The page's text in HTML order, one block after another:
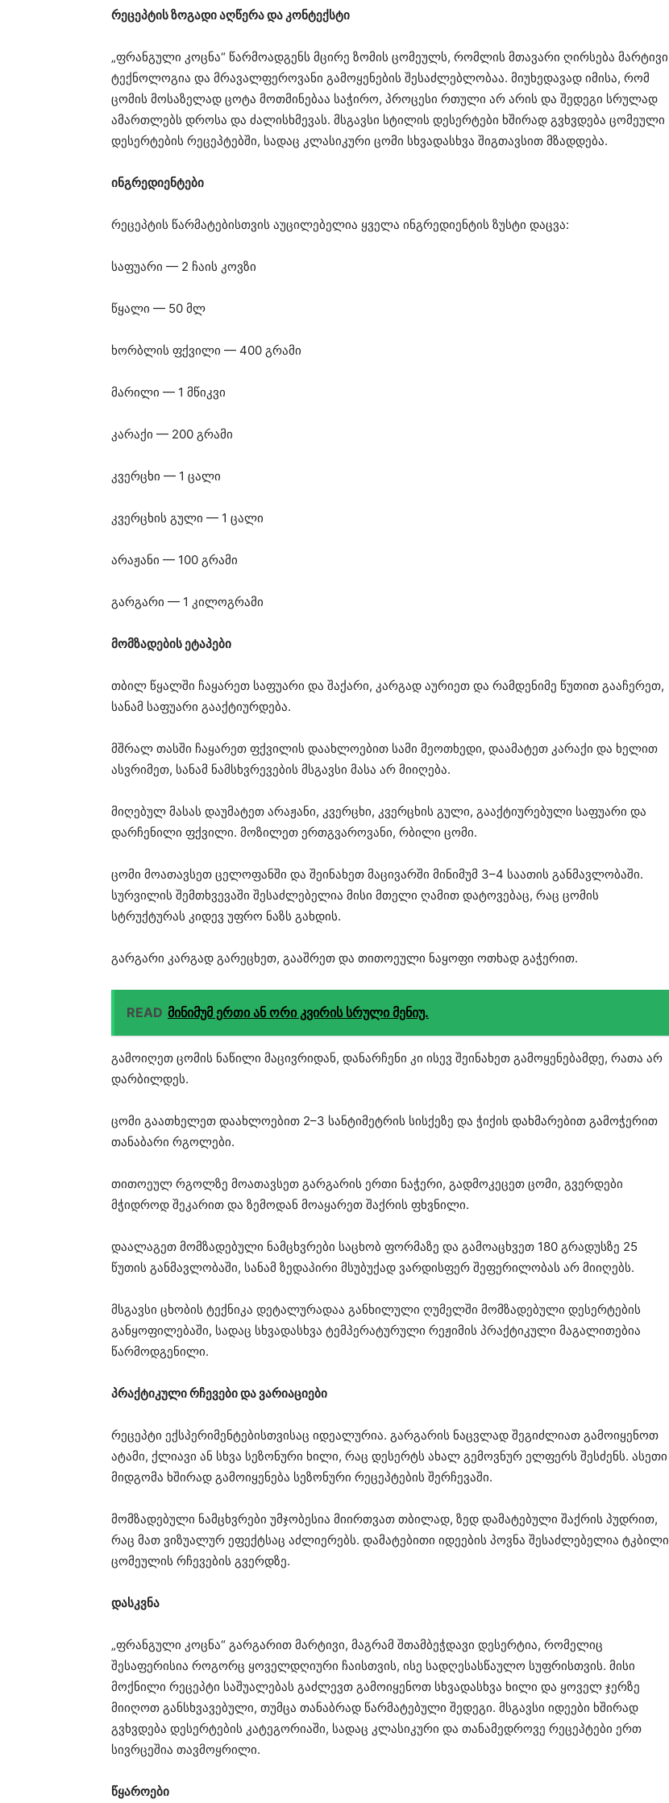
რეცეპტის ზოგადი აღწერა და კონტექსტი
„ფრანგული კოცნა“ წარმოადგენს მცირე ზომის ცომეულს, რომლის მთავარი ღირსება მარტივი
ტექნოლოგია და მრავალფეროვანი გამოყენების შესაძლებლობაა. მიუხედავად იმისა, რომ
ცომის მოსაზელად ცოტა მოთმინებაა საჭირო, პროცესი რთული არ არის და შედეგი სრულად
ამართლებს დროსა და ძალისხმევას. მსგავსი სტილის დესერტები ხშირად გვხვდება ცომეული
დესერტების რეცეპტებში, სადაც კლასიკური ცომი სხვადასხვა შიგთავსით მზადდება.
ინგრედიენტები
რეცეპტის წარმატებისთვის აუცილებელია ყველა ინგრედიენტის ზუსტი დაცვა:
საფუარი — 2 ჩაის კოვზი
წყალი — 50 მლ
ხორბლის ფქვილი — 400 გრამი
მარილი — 1 მწიკვი
კარაქი — 200 გრამი
კვერცხი — 1 ცალი
კვერცხის გული — 1 ცალი
არაჟანი — 100 გრამი
გარგარი — 1 კილოგრამი
მომზადების ეტაპები
თბილ წყალში ჩაყარეთ საფუარი და შაქარი, კარგად აურიეთ და რამდენიმე წუთით გააჩერეთ,
სანამ საფუარი გააქტიურდება.
მშრალ თასში ჩაყარეთ ფქვილის დაახლოებით სამი მეოთხედი, დაამატეთ კარაქი და ხელით
ასვრიმეთ, სანამ ნამსხვრევების მსგავსი მასა არ მიიღება.
მიღებულ მასას დაუმატეთ არაჟანი, კვერცხი, კვერცხის გული, გააქტიურებული საფუარი და
დარჩენილი ფქვილი. მოზილეთ ერთგვაროვანი, რბილი ცომი.
ცომი მოათავსეთ ცელოფანში და შეინახეთ მაცივარში მინიმუმ 3–4 საათის განმავლობაში.
სურვილის შემთხვევაში შესაძლებელია მისი მთელი ღამით დატოვებაც, რაც ცომის
სტრუქტურას კიდევ უფრო ნაზს გახდის.
გარგარი კარგად გარეცხეთ, გააშრეთ და თითოეული ნაყოფი ოთხად გაჭერით.
READ მინიმუმ ერთი ან ორი კვირის სრული მენიუ.
გამოიღეთ ცომის ნაწილი მაცივრიდან, დანარჩენი კი ისევ შეინახეთ გამოყენებამდე, რათა არ
დარბილდეს.
ცომი გაათხელეთ დაახლოებით 2–3 სანტიმეტრის სისქეზე და ჭიქის დახმარებით გამოჭერით
თანაბარი რგოლები.
თითოეულ რგოლზე მოათავსეთ გარგარის ერთი ნაჭერი, გადმოკეცეთ ცომი, გვერდები
მჭიდროდ შეკარით და ზემოდან მოაყარეთ შაქრის ფხვნილი.
დაალაგეთ მომზადებული ნამცხვრები საცხობ ფორმაზე და გამოაცხვეთ 180 გრადუსზე 25
წუთის განმავლობაში, სანამ ზედაპირი მსუბუქად ვარდისფერ შეფერილობას არ მიიღებს.
მსგავსი ცხობის ტექნიკა დეტალურადაა განხილული ღუმელში მომზადებული დესერტების
განყოფილებაში, სადაც სხვადასხვა ტემპერატურული რეჟიმის პრაქტიკული მაგალითებია
წარმოდგენილი.
პრაქტიკული რჩევები და ვარიაციები
რეცეპტი ექსპერიმენტებისთვისაც იდეალურია. გარგარის ნაცვლად შეგიძლიათ გამოიყენოთ
ატამი, ქლიავი ან სხვა სეზონური ხილი, რაც დესერტს ახალ გემოვნურ ელფერს შესძენს. ასეთი
მიდგომა ხშირად გამოიყენება სეზონური რეცეპტების შერჩევაში.
მომზადებული ნამცხვრები უმჯობესია მიირთვათ თბილად, ზედ დამატებული შაქრის პუდრით,
რაც მათ ვიზუალურ ეფექტსაც აძლიერებს. დამატებითი იდეების პოვნა შესაძლებელია ტკბილი
ცომეულის რჩევების გვერდზე.
დასკვნა
„ფრანგული კოცნა“ გარგარით მარტივი, მაგრამ შთამბეჭდავი დესერტია, რომელიც
შესაფერისია როგორც ყოველდღიური ჩაისთვის, ისე სადღესასწაულო სუფრისთვის. მისი
მოქნილი რეცეპტი საშუალებას გაძლევთ გამოიყენოთ სხვადასხვა ხილი და ყოველ ჯერზე
მიიღოთ განსხვავებული, თუმცა თანაბრად წარმატებული შედეგი. მსგავსი იდეები ხშირად
გვხვდება დესერტების კატეგორიაში, სადაც კლასიკური და თანამედროვე რეცეპტები ერთ
სივრცეშია თავმოყრილი.
წყაროები